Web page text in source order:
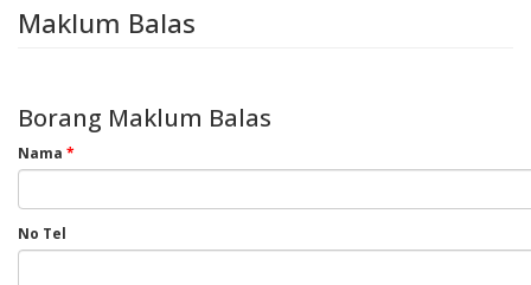
Maklum Balas
Borang Maklum Balas
Nama *
No Tel